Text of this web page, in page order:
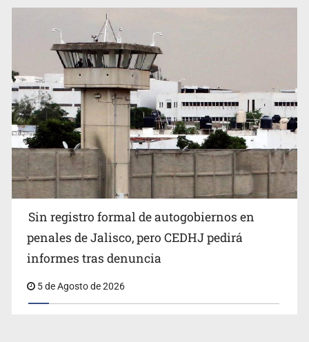
Sin registro formal de autogobiernos en
penales de Jalisco, pero CEDHJ pedirá
informes tras denuncia
5 de Agosto de 2026